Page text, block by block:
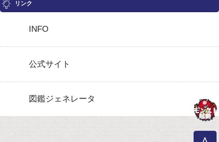
リンク
INFO
公式サイト
図鑑ジェネレータ